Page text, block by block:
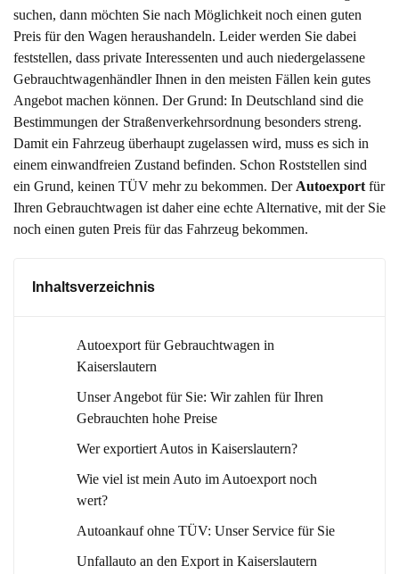
suchen, dann möchten Sie nach Möglichkeit noch einen guten
Preis für den Wagen heraushandeln. Leider werden Sie dabei
feststellen, dass private Interessenten und auch niedergelassene
Gebrauchtwagenhändler Ihnen in den meisten Fällen kein gutes
Angebot machen können. Der Grund: In Deutschland sind die
Bestimmungen der Straßenverkehrsordnung besonders streng.
Damit ein Fahrzeug überhaupt zugelassen wird, muss es sich in
einem einwandfreien Zustand befinden. Schon Roststellen sind
ein Grund, keinen TÜV mehr zu bekommen. Der Autoexport für
Ihren Gebrauchtwagen ist daher eine echte Alternative, mit der Sie
noch einen guten Preis für das Fahrzeug bekommen.
Inhaltsverzeichnis
Autoexport für Gebrauchtwagen in
Kaiserslautern
Unser Angebot für Sie: Wir zahlen für Ihren
Gebrauchten hohe Preise
Wer exportiert Autos in Kaiserslautern?
Wie viel ist mein Auto im Autoexport noch
wert?
Autoankauf ohne TÜV: Unser Service für Sie
Unfallauto an den Export in Kaiserslautern